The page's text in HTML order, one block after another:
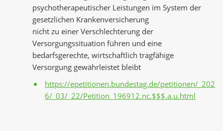
psychotherapeutischer Leistungen im System der
gesetzlichen Krankenversicherung
nicht zu einer Verschlechterung der
Versorgungssituation führen und eine
bedarfsgerechte, wirtschaftlich tragfähige
Versorgung gewährleistet bleibt
https://epetitionen.bundestag.de/petitionen/_202
6/_03/_22/Petition_196912.nc.$$$.a.u.html